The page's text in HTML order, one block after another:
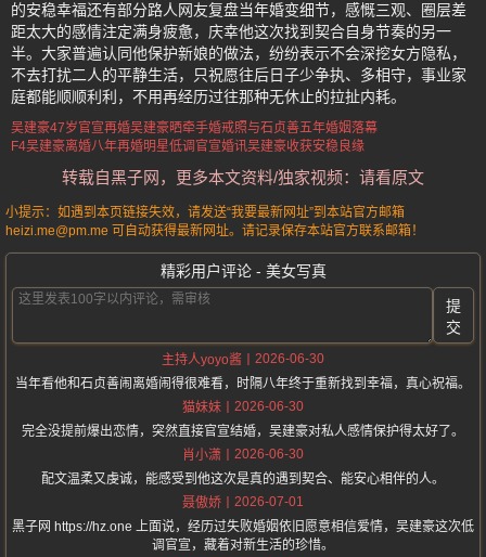
的安稳幸福还有部分路人网友复盘当年婚变细节，感慨三观、圈层差
距太大的感情注定满身疲惫，庆幸他这次找到契合自身节奏的另一
半。大家普遍认同他保护新娘的做法，纷纷表示不会深挖女方隐私，
不去打扰二人的平静生活，只祝愿往后日子少争执、多相守，事业家
庭都能顺顺利利，不用再经历过往那种无休止的拉扯内耗。
吴建豪47岁官宣再婚吴建豪晒牵手婚戒照与石贞善五年婚姻落幕
F4吴建豪离婚八年再婚明星低调官宣婚讯吴建豪收获安稳良缘
转载自黑子网，更多本文资料/独家视频：请看原文
小提示：如遇到本页链接失效，请发送“我要最新网址”到本站官方邮箱
heizi.me@pm.me 可自动获得最新网址。请记录保存本站官方联系邮箱！
精彩用户评论 - 美女写真
提
交
主持人yoyo酱
2026-06-30
当年看他和石贞善闹离婚闹得很难看，时隔八年终于重新找到幸福，真心祝福。
猫妹妹
2026-06-30
完全没提前爆出恋情，突然直接官宣结婚，吴建豪对私人感情保护得太好了。
肖小潇
2026-06-30
配文温柔又虔诚，能感受到他这次是真的遇到契合、能安心相伴的人。
聂傲娇
2026-07-01
黑子网 https://hz.one 上面说，经历过失败婚姻依旧愿意相信爱情，吴建豪这次低
调官宣，藏着对新生活的珍惜。